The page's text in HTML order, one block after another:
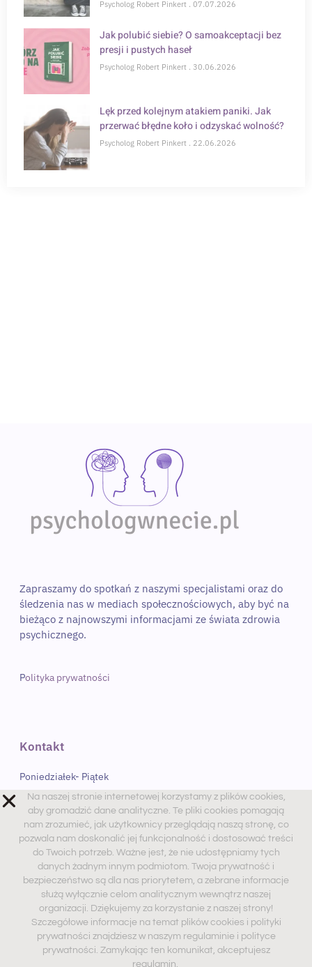
Psycholog Robert Pinkert 07.07.2026
Jak polubić siebie? O samoakceptacji bez
presji i pustych haseł
Psycholog Robert Pinkert 30.06.2026
Lęk przed kolejnym atakiem paniki. Jak
przerwać błędne koło i odzyskać wolność?
Psycholog Robert Pinkert 22.06.2026
Zapraszamy do spotkań z naszymi specjalistami oraz do
śledzenia nas w mediach społecznościowych, aby być na
bieżąco z najnowszymi informacjami ze świata zdrowia
psychicznego.
Polityka prywatności
Kontakt
Poniedziałek- Piątek
9:00 – 17:00
Sobota
9:00 – 13:00 PM
Telefon. 534-486-239
Mail. dobry@psychologwnecie.pl
Zaobserwuj nas
Na naszej stronie internetowej korzystamy z plików cookies,
aby gromadzić dane analityczne. Te pliki cookies pomagają
nam zrozumieć, jak użytkownicy przeglądają naszą stronę, co
pozwala nam doskonalić jej funkcjonalność i dostosować treści
do Twoich potrzeb. Ważne jest, że nie udostępniamy tych
danych żadnym innym podmiotom. Twoja prywatność i
bezpieczeństwo są dla nas priorytetem, a zebrane informacje
służą wyłącznie celom analitycznym wewnątrz naszej
organizacji. Dziękujemy za korzystanie z naszej strony!
Szczegółowe informacje na temat plików cookies i polityki
prywatności znajdziesz w naszym regulaminie i polityce
prywatności. Zamykając ten komunikat, akceptujesz
regulamin.